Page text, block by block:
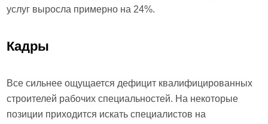
услуг выросла примерно на 24%.
Кадры
Все сильнее ощущается дефицит квалифицированных
строителей рабочих специальностей. На некоторые
позиции приходится искать специалистов на